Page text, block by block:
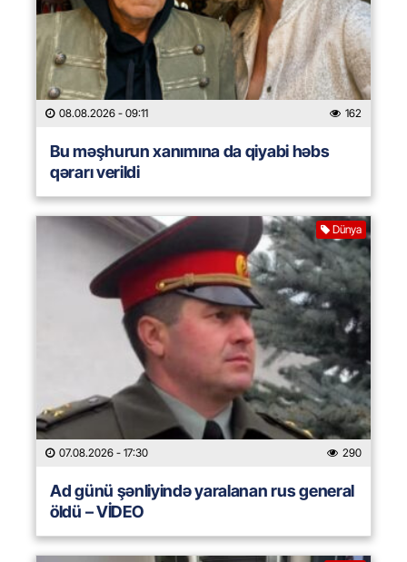
08.08.2026 - 09:11 162
Bu məşhurun xanımına da qiyabi həbs
qərarı verildi
Dünya
07.08.2026 - 17:30 290
Ad günü şənliyində yaralanan rus general
öldü – VİDEO